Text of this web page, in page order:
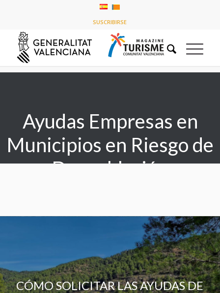
SUSCRIBIRSE
en Riesgo de Despoblación
Usted está aquí: Inicio /
Ayudas Empresas en Municipios en Riesgo de Despoblación
Ayudas Empresas en
Municipios en Riesgo de
Despoblación
CÓMO SOLICITAR LAS AYUDAS DE